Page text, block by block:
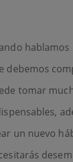
hablamos
debemos
tomar
un nuevo